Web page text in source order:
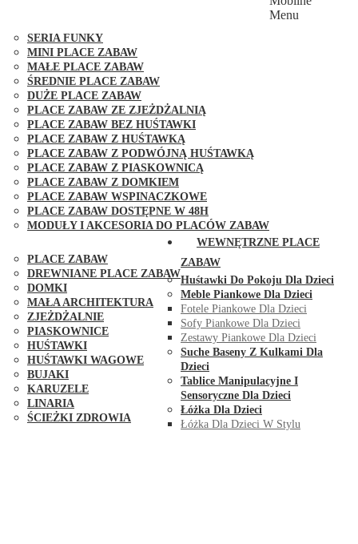
SERIA FUNKY
MINI PLACE ZABAW
MAŁE PLACE ZABAW
ŚREDNIE PLACE ZABAW
DUŻE PLACE ZABAW
PLACE ZABAW ZE ZJEŻDŻALNIĄ
PLACE ZABAW BEZ HUŚTAWKI
PLACE ZABAW Z HUŚTAWKĄ
PLACE ZABAW Z PODWÓJNĄ HUŚTAWKĄ
PLACE ZABAW Z PIASKOWNICĄ
PLACE ZABAW Z DOMKIEM
PLACE ZABAW WSPINACZKOWE
PLACE ZABAW DOSTĘPNE W 48H
MODUŁY I AKCESORIA DO PLACÓW ZABAW
PLACE ZABAW
DREWNIANE PLACE ZABAW
DOMKI
MAŁA ARCHITEKTURA
ZJEŻDŻALNIE
PIASKOWNICE
HUŚTAWKI
HUŚTAWKI WAGOWE
BUJAKI
KARUZELE
LINARIA
ŚCIEŻKI ZDROWIA
Menu
WEWNĘTRZNE PLACE
ZABAW
Huśtawki Do Pokoju Dla Dzieci
Meble Piankowe Dla Dzieci
Fotele Piankowe Dla Dzieci
Sofy Piankowe Dla Dzieci
Zestawy Piankowe Dla Dzieci
Suche Baseny Z Kulkami Dla
Dzieci
Tablice Manipulacyjne I
Sensoryczne Dla Dzieci
Łóżka Dla Dzieci
Łóżka Dla Dzieci W Stylu